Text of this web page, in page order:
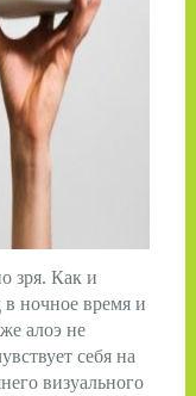
зря. Как и
в ночное время и
алоэ не
себя на
визуального